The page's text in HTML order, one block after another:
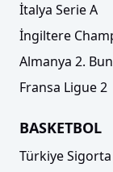
İtalya Serie A
İngiltere
Almanya 2.
Fransa Ligue 2
BASKETBOL
Türkiye